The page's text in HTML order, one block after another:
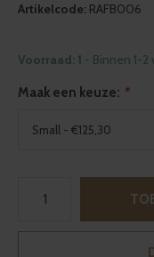
Artikelcode: RAFB006
Voorraad: 1 - Binnen 1-2
Maak een keuze: *